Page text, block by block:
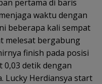
pertama di baris
waktu dengan
beberapa kali sempat
melesat bergabung
finish pada posisi
0,03 detik dengan
Lucky Herdiansya start